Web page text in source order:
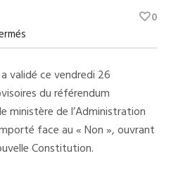
Guinée
Enfin,
Le
Général
Doumbouya
Promulgue
La
Nouvelle
Constitution
0
validé ce vendredi 26
du référendum
ministère de l’Administration
face au « Non », ouvrant
Constitution.